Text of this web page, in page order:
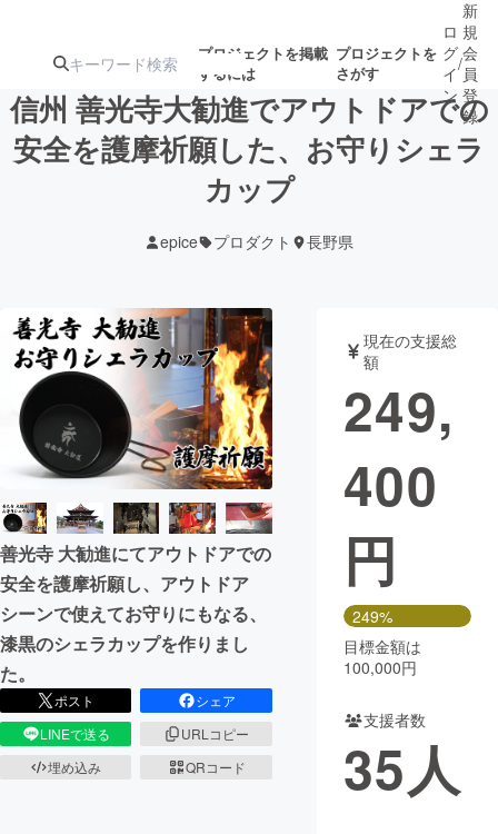
プロジェクトを掲載
するには
プロジェクトを
さがす
注目の新着プロ募集終了が近いプ
テクノロジー・ガジェット
映像・映画 書籍・雑誌
ビジネス・起業 チャレンジ
まちづくり・地域活性化
CAMPFIRE for Social Good
CAMPFIRE Creation
CAMPFIREふるさと納税
コミュニティ
ロ
グ
イ
ン
/
新
規
会
員
登
録
信州 善光寺大勧進でアウトドアでの
安全を護摩祈願した、お守りシェラ
カップ
epice プロダクト 長野県
善光寺 大勧進にてアウトドアでの
安全を護摩祈願し、アウトドア
シーンで使えてお守りにもなる、
漆黒のシェラカップを作りまし
た。
ポスト
シェア
LINEで送る
URLコピー
埋め込み
QRコード
現在の支援総
額
249,
400
円
249%
目標金額は
100,000円
支援者数
35人